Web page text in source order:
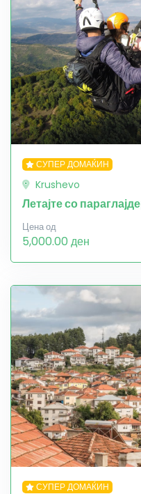
СУПЕР ДОМАЌИН
Krushevo
Летајте со
Цена од
5,000.00 ден
СУПЕР ДОМАЌИН